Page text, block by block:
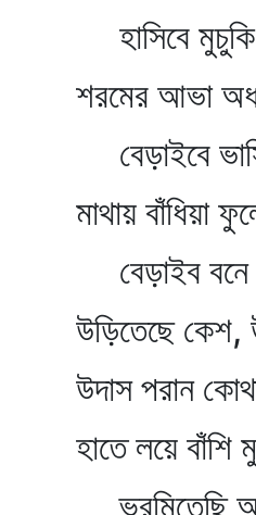
হাসিবে মুচুকি
শরমের আভা
বেড়াইবে
মাথায় বাঁধিয়া
বেড়াইব বনে
উড়িতেছে কেশ,
উদাস পরান
হাতে লয়ে বাঁশি
ভ্রমিতেছি